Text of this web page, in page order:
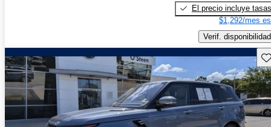
El precio incluye tasas
$1,292/mes
Verif. disponibilidad